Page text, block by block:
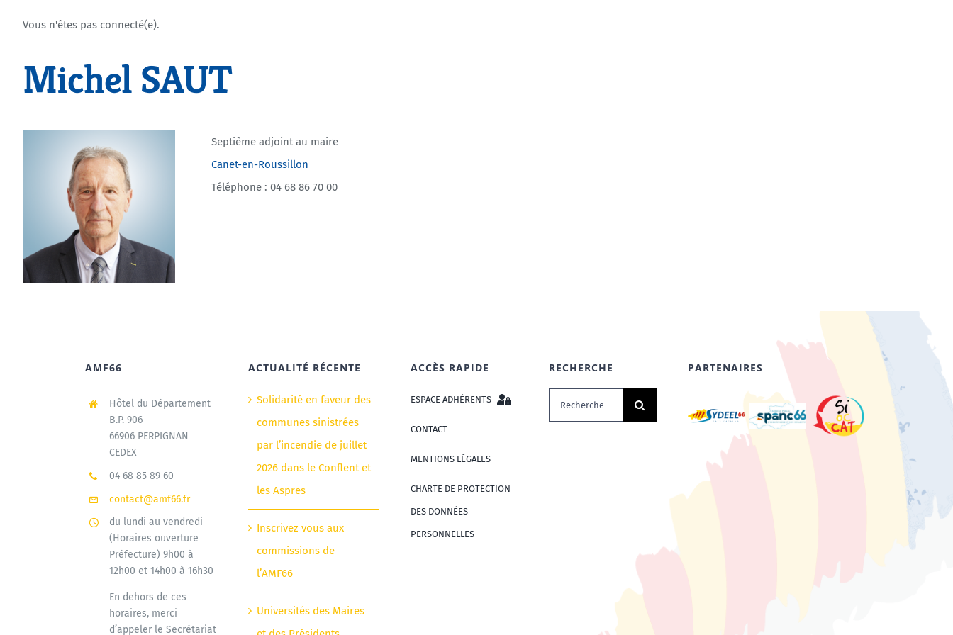
Vous n'êtes pas connecté(e).
Michel SAUT
Septième adjoint au maire
Canet-en-Roussillon
Téléphone : 04 68 86 70 00
AMF66
Hôtel du Département
B.P. 906
66906 PERPIGNAN
CEDEX
04 68 85 89 60
contact@amf66.fr
du lundi au vendredi
(Horaires ouverture
Préfecture) 9h00 à
12h00 et 14h00 à 16h30
En dehors de ces
horaires, merci
d’appeler le Secrétariat
ACTUALITÉ RÉCENTE
Solidarité en faveur des
communes sinistrées
par l’incendie de juillet
2026 dans le Conflent et
les Aspres
Inscrivez vous aux
commissions de
l’AMF66
Universités des Maires
ACCÈS RAPIDE
ESPACE ADHÉRENTS
CONTACT
MENTIONS LÉGALES
CHARTE DE PROTECTION
DES DONNÉES
PERSONNELLES
RECHERCHE
Rechercher:
PARTENAIRES